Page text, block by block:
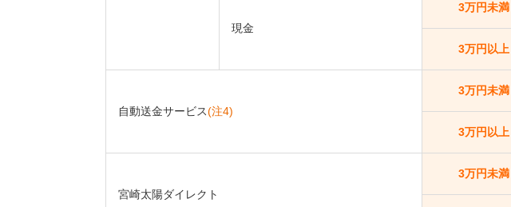
現金
3万円未満
3万円以上
自動送金サービス(注4)
3万円未満
3万円以上
宮崎太陽ダイレクト
3万円未満